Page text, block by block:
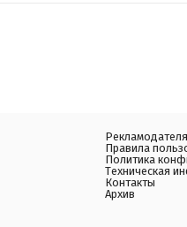
Правила
Политика
Техническая
Контакты
Архив